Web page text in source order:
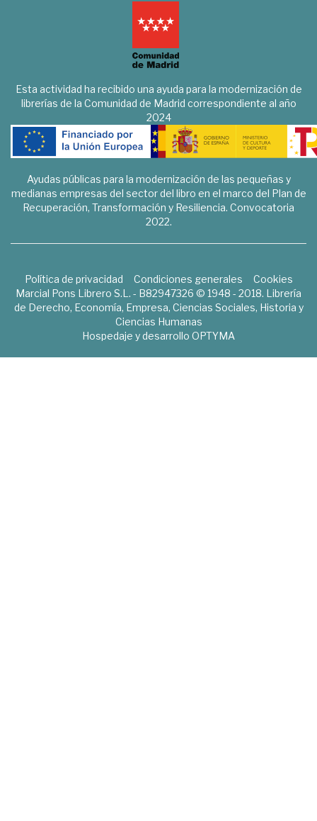
Esta actividad ha recibido una ayuda para la modernización de
librerías de la Comunidad de Madrid correspondiente al año
2024
Ayudas públicas para la modernización de las pequeñas y
medianas empresas del sector del libro en el marco del Plan de
Recuperación, Transformación y Resiliencia. Convocatoria
2022.
Política de privacidad Condiciones generales
Cookies
Marcial Pons Librero S.L. - B82947326 © 1948 - 2018. Librería
de Derecho, Economía, Empresa, Ciencias Sociales, Historia y
Ciencias Humanas
Hospedaje y desarrollo OPTYMA